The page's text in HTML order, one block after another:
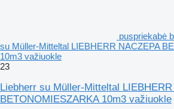
puspriekabė
su Müller-Mitteltal LIEBHERR NACZEPA
10m3 važiuokle
23
Liebherr su Müller-Mitteltal
BETONOMIESZARKA 10m3 važiuokle